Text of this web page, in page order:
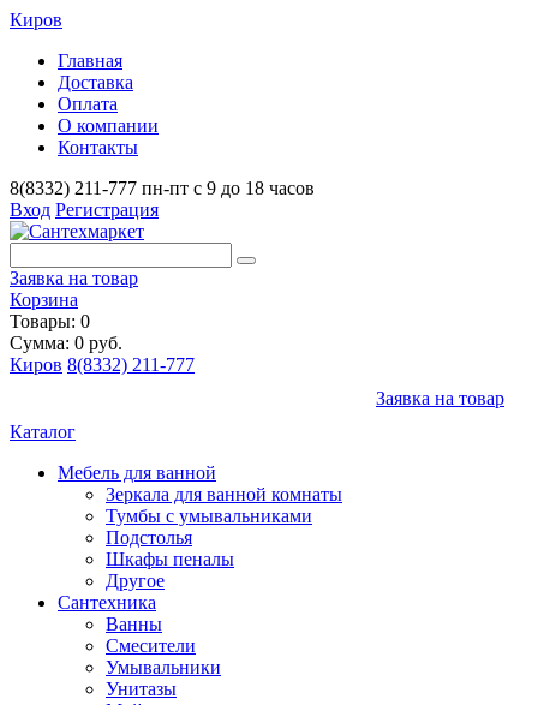
Киров
Главная
Доставка
Оплата
О компании
Контакты
8(8332) 211-777 пн-пт с 9 до 18 часов
Вход Регистрация
Заявка на товар
Корзина
Товары: 0
Сумма: 0 руб.
Киров 8(8332) 211-777
Заявка на товар
Каталог
Мебель для ванной
Зеркала для ванной комнаты
Тумбы с умывальниками
Подстолья
Шкафы пеналы
Другое
Сантехника
Ванны
Смесители
Умывальники
Унитазы